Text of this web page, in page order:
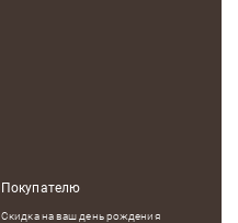
Покупателю
Скидка на ваш день рождения